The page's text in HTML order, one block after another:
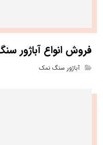
فروش انواع آباژور
آباژور سنگ نمک